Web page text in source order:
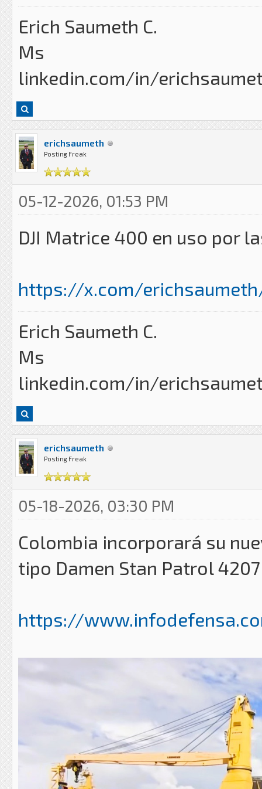
Erich Saumeth C.
Ms
linkedin.com/in/
erichsaumeth
Posting Freak
05-12-2026, 01:53 PM
DJI Matrice 400 en uso por
https://x.com/
Erich Saumeth C.
Ms
linkedin.com/in/
erichsaumeth
Posting Freak
05-18-2026, 03:30 PM
Colombia incorporará su
tipo Damen Stan Patrol 4207
https://